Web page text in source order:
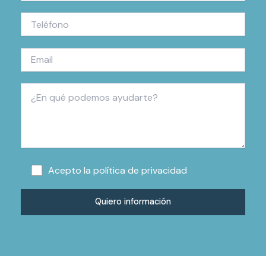
Acepto lapolítica de privacidad